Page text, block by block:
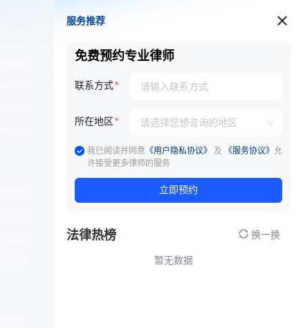
服务推荐
服务推荐
免费预约专业律师
联系方式
所在地区
我已阅读并同意 《用户隐私协议》 及 《服务协议》 允
许接受更多律师的服务
立即预约
法律热榜 换一换
暂无数据